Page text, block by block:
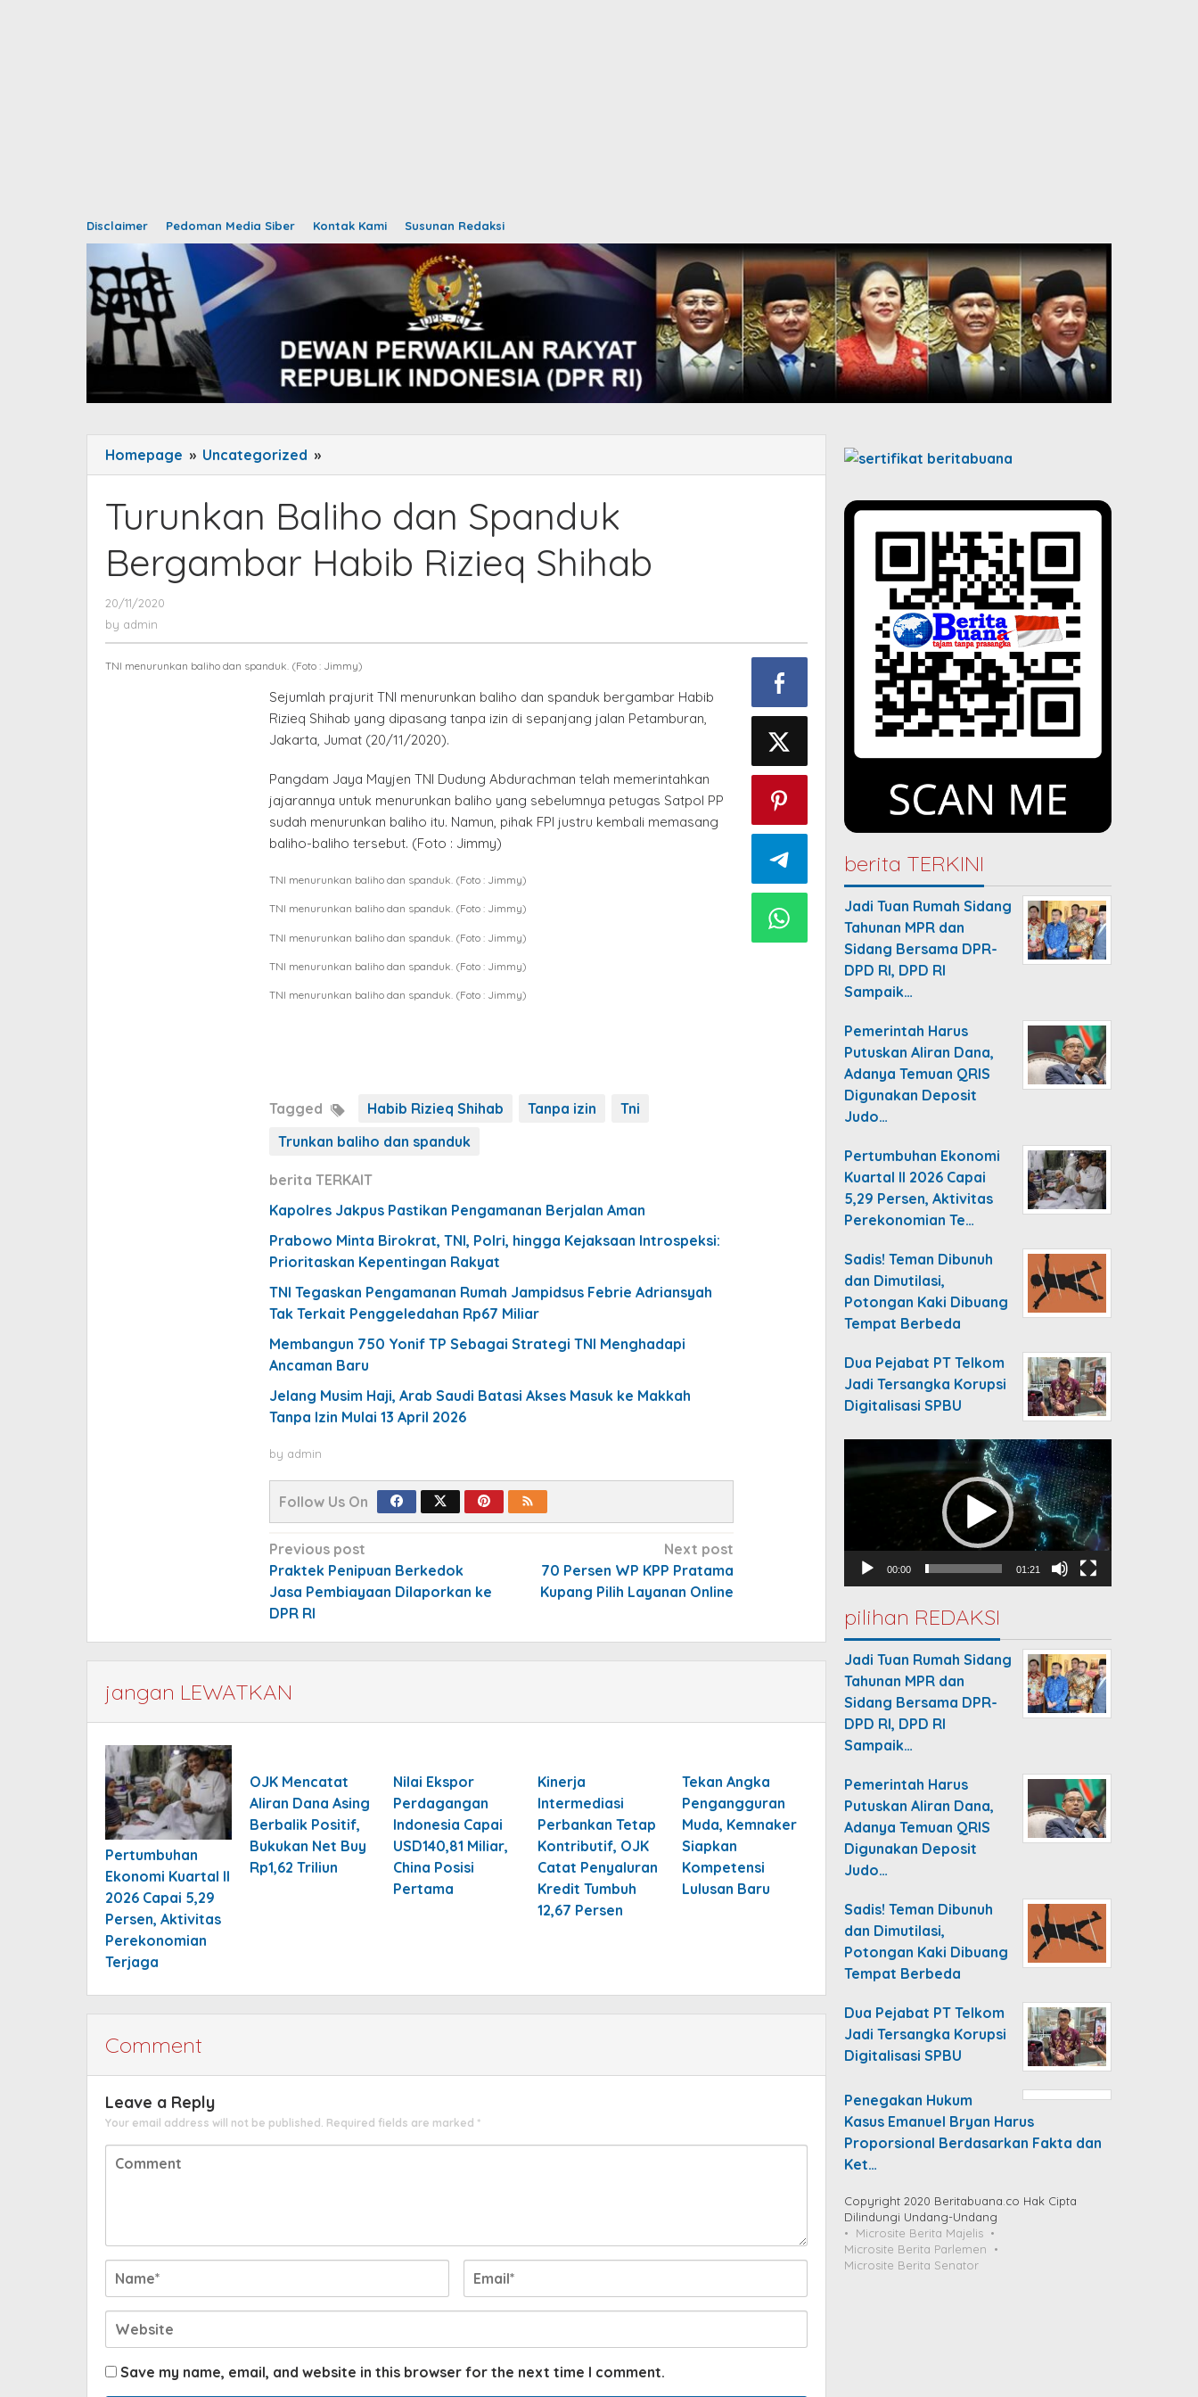
Disclaimer Pedoman Media Siber Kontak Kami Susunan Redaksi
Homepage » Uncategorized »
Baliho
dan
Spanduk
Habib
Turunkan Baliho dan Spanduk
Bergambar Habib Rizieq Shihab
20/11/2020
by admin
TNI menurunkan baliho dan spanduk. (Foto : Jimmy)
Sejumlah prajurit TNI menurunkan baliho dan spanduk bergambar Habib
Rizieq Shihab yang dipasang tanpa izin di sepanjang jalan Petamburan,
Jakarta, Jumat (20/11/2020).
Pangdam Jaya Mayjen TNI Dudung Abdurachman telah memerintahkan
jajarannya untuk menurunkan baliho yang sebelumnya petugas Satpol PP
sudah menurunkan baliho itu. Namun, pihak FPI justru kembali memasang
baliho-baliho tersebut. (Foto : Jimmy)
TNI menurunkan baliho dan spanduk. (Foto : Jimmy)
TNI menurunkan baliho dan spanduk. (Foto : Jimmy)
TNI menurunkan baliho dan spanduk. (Foto : Jimmy)
TNI menurunkan baliho dan spanduk. (Foto : Jimmy)
TNI menurunkan baliho dan spanduk. (Foto : Jimmy)
Tagged Habib Rizieq Shihab Tanpa izin
Tni
Trunkan baliho dan spanduk
berita TERKAIT
Kapolres Jakpus Pastikan Pengamanan Berjalan Aman
Prabowo Minta Birokrat, TNI, Polri, hingga Kejaksaan Introspeksi:
Prioritaskan Kepentingan Rakyat
TNI Tegaskan Pengamanan Rumah Jampidsus Febrie Adriansyah
Tak Terkait Penggeledahan Rp67 Miliar
Membangun 750 Yonif TP Sebagai Strategi TNI Menghadapi
Ancaman Baru
Jelang Musim Haji, Arab Saudi Batasi Akses Masuk ke Makkah
Tanpa Izin Mulai 13 April 2026
by admin
Follow Us On
Post
navigation
Previous post
Praktek Penipuan Berkedok
Jasa Pembiayaan Dilaporkan ke
DPR RI
Next post
70 Persen WP KPP Pratama
Kupang Pilih Layanan Online
jangan LEWATKAN
Pertumbuhan
Ekonomi Kuartal II
2026 Capai 5,29
Persen, Aktivitas
Perekonomian
Terjaga
OJK Mencatat
Aliran Dana Asing
Berbalik Positif,
Bukukan Net Buy
Rp1,62 Triliun
Nilai Ekspor
Perdagangan
Indonesia Capai
USD140,81 Miliar,
China Posisi
Pertama
Kinerja
Intermediasi
Perbankan Tetap
Kontributif, OJK
Catat Penyaluran
Kredit Tumbuh
12,67 Persen
Tekan Angka
Pengangguran
Muda, Kemnaker
Siapkan
Kompetensi
Lulusan Baru
Comment
Leave a Reply
Your email address will not be published. Required fields are marked *
Save my name, email, and website in this browser for the next time I comment.
berita TERKINI
Jadi Tuan Rumah Sidang
Tahunan MPR dan
Sidang Bersama DPR-
DPD RI, DPD RI
Sampaik…
Pemerintah Harus
Putuskan Aliran Dana,
Adanya Temuan QRIS
Digunakan Deposit
Judo…
Pertumbuhan Ekonomi
Kuartal II 2026 Capai
5,29 Persen, Aktivitas
Perekonomian Te…
Sadis! Teman Dibunuh
dan Dimutilasi,
Potongan Kaki Dibuang
Tempat Berbeda
Dua Pejabat PT Telkom
Jadi Tersangka Korupsi
Digitalisasi SPBU
Player
00:00 01:21
pilihan REDAKSI
Jadi Tuan Rumah Sidang
Tahunan MPR dan
Sidang Bersama DPR-
DPD RI, DPD RI
Sampaik…
Pemerintah Harus
Putuskan Aliran Dana,
Adanya Temuan QRIS
Digunakan Deposit
Judo…
Sadis! Teman Dibunuh
dan Dimutilasi,
Potongan Kaki Dibuang
Tempat Berbeda
Dua Pejabat PT Telkom
Jadi Tersangka Korupsi
Digitalisasi SPBU
Penegakan Hukum
Kasus Emanuel Bryan Harus
Proporsional Berdasarkan Fakta dan
Ket…
Copyright 2020 Beritabuana.co Hak Cipta
Dilindungi Undang-Undang
Microsite Berita Majelis
Microsite Berita Parlemen
Microsite Berita Senator